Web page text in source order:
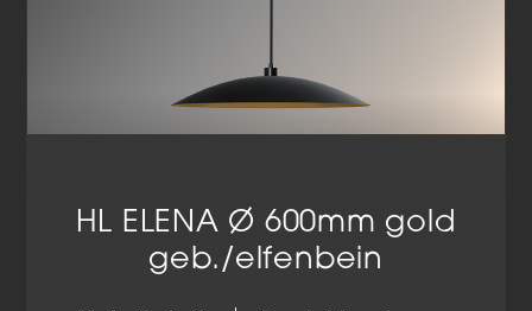
HL ELENA Ø 600mm gold
geb./elfenbein